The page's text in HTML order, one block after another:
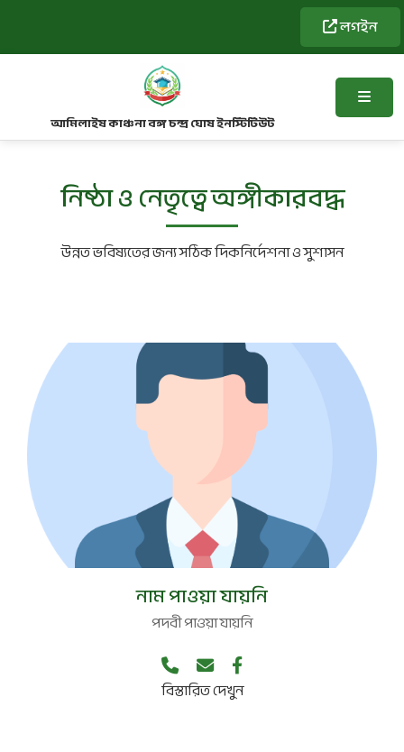
লগইন
আমিলাইষ কাঞ্চনা বঙ্গ চন্দ্র ঘোষ ইনস্টিটিউট
নিষ্ঠা ও নেতৃত্বে অঙ্গীকারবদ্ধ
উন্নত ভবিষ্যতের জন্য সঠিক দিকনির্দেশনা ও সুশাসন
নাম পাওয়া যায়নি
পদবী পাওয়া যায়নি
বিস্তারিত দেখুন